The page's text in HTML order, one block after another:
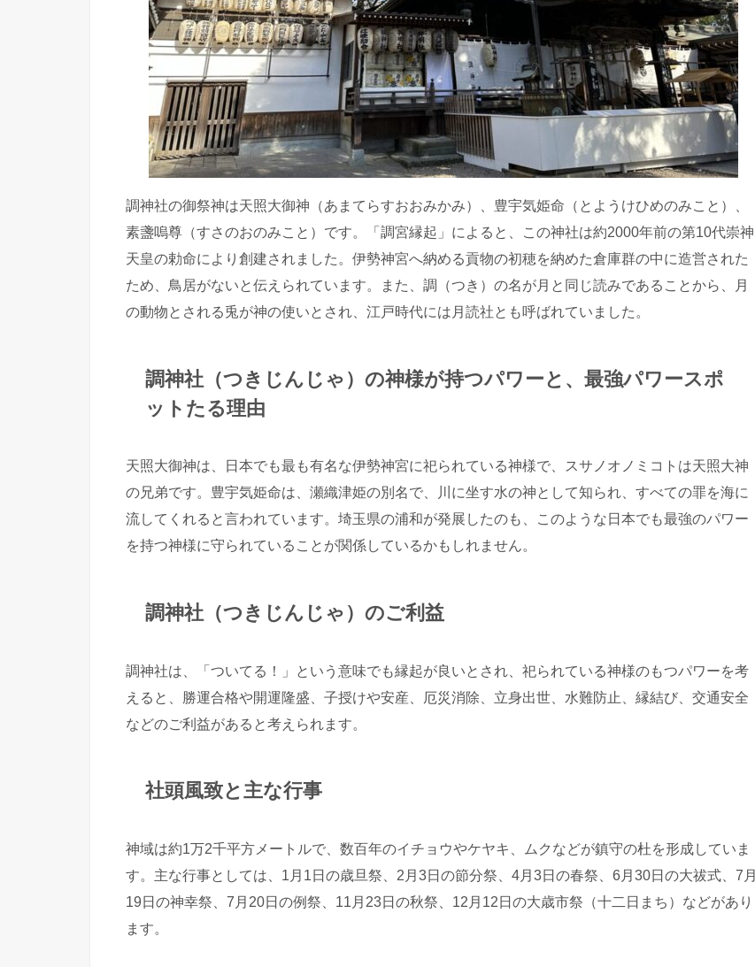
調神社の御祭神は天照大御神（あまてらすおおみかみ）、豊宇気姫命（とようけひめのみこと）、
素盞嗚尊（すさのおのみこと）です。「調宮縁起」によると、この神社は約2000年前の第10代崇神
天皇の勅命により創建されました。伊勢神宮へ納める貢物の初穂を納めた倉庫群の中に造営された
ため、鳥居がないと伝えられています。また、調（つき）の名が月と同じ読みであることから、月
の動物とされる兎が神の使いとされ、江戸時代には月読社とも呼ばれていました。
調神社（つきじんじゃ）の神様が持つパワーと、最強パワースポ
ットたる理由
天照大御神は、日本でも最も有名な伊勢神宮に祀られている神様で、スサノオノミコトは天照大神
の兄弟です。豊宇気姫命は、瀬織津姫の別名で、川に坐す水の神として知られ、すべての罪を海に
流してくれると言われています。埼玉県の浦和が発展したのも、このような日本でも最強のパワー
を持つ神様に守られていることが関係しているかもしれません。
調神社（つきじんじゃ）のご利益
調神社は、「ついてる！」という意味でも縁起が良いとされ、祀られている神様のもつパワーを考
えると、勝運合格や開運隆盛、子授けや安産、厄災消除、立身出世、水難防止、縁結び、交通安全
などのご利益があると考えられます。
社頭風致と主な行事
神域は約1万2千平方メートルで、数百年のイチョウやケヤキ、ムクなどが鎮守の杜を形成していま
す。主な行事としては、1月1日の歳旦祭、2月3日の節分祭、4月3日の春祭、6月30日の大祓式、7月
19日の神幸祭、7月20日の例祭、11月23日の秋祭、12月12日の大歳市祭（十二日まち）などがあり
ます。